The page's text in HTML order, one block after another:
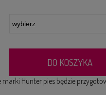
DO KOSZYKA
marki Hunter pies będzie